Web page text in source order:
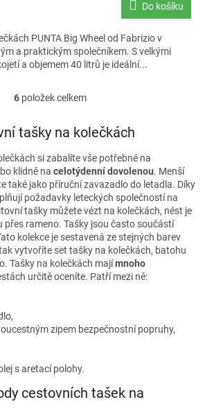
Do košíku
PUNTA Big Wheel od Fabrizio v
a praktickým společníkem. S velkými
a objemem 40 litrů je ideální...
O
l
d
a
c
í
p
r
v
k
y
v
s
6položek celkem
tašky na kolečkách
si zabalíte vše potřebné na
klidně na celotýdenní dovolenou. Menší
také jako příruční zavazadlo do letadla. Díky
požadavky leteckých společností na
tašky můžete vézt na kolečkách, nést je
přes rameno. Tašky jsou často součástí
kolekce je sestavená ze stejných barev
vytvoříte set tašky na kolečkách, batohu
Tašky na kolečkách majímnoho
určitě oceníte. Patří mezi ně:
zipem bezpečnostní popruhy,
s aretací polohy.
cestovních tašek na